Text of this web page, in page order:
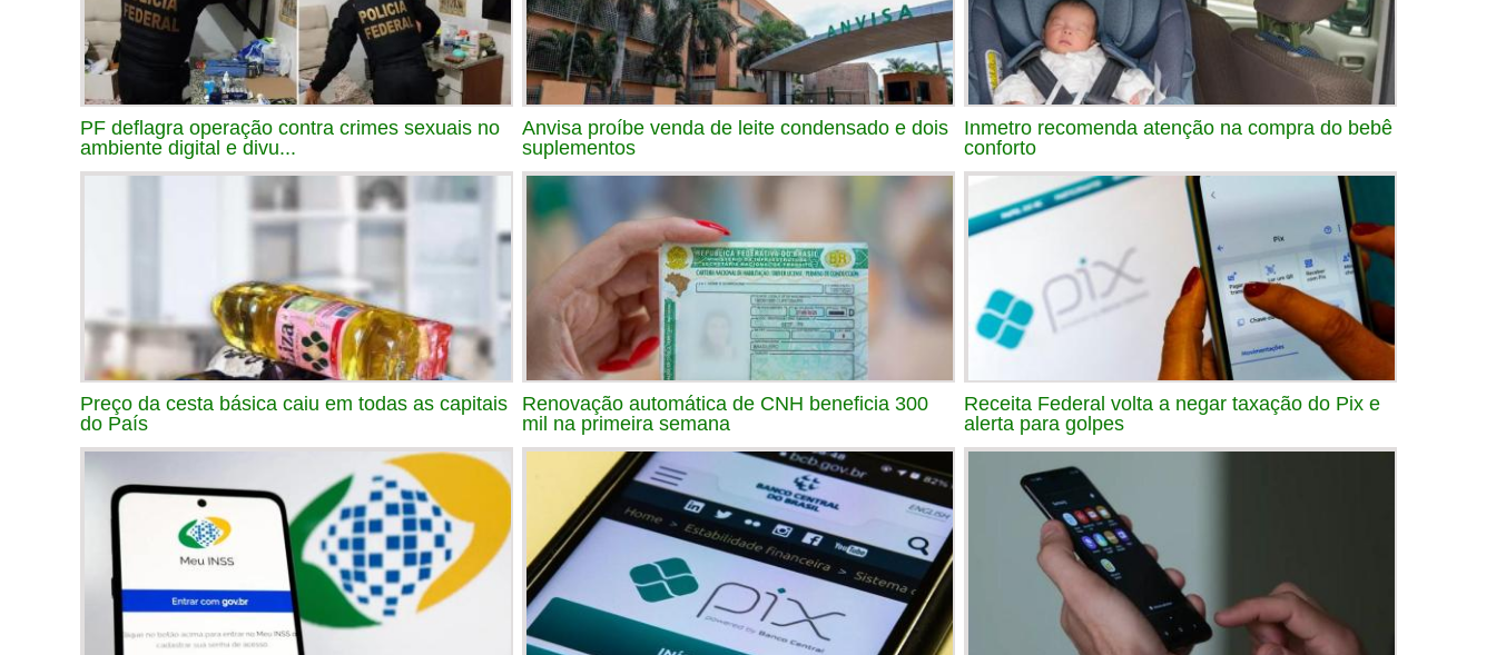
PF deflagra operação contra crimes sexuais no
ambiente digital e divu...
Anvisa proíbe venda de leite condensado e dois
suplementos
Inmetro recomenda atenção na compra do bebê
conforto
Preço da cesta básica caiu em todas as capitais
do País
Renovação automática de CNH beneficia 300
mil na primeira semana
Receita Federal volta a negar taxação do Pix e
alerta para golpes